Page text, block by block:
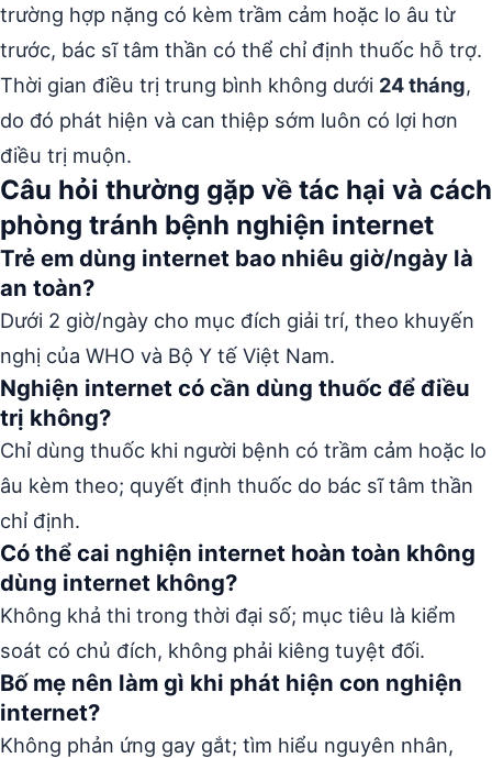
trường hợp nặng có kèm trầm cảm hoặc lo âu từ
trước, bác sĩ tâm thần có thể chỉ định thuốc hỗ trợ.
Thời gian điều trị trung bình không dưới 24 tháng,
do đó phát hiện và can thiệp sớm luôn có lợi hơn
điều trị muộn.
Câu hỏi thường gặp về tác hại và cách
phòng tránh bệnh nghiện internet
Trẻ em dùng internet bao nhiêu giờ/ngày là
an toàn?
Dưới 2 giờ/ngày cho mục đích giải trí, theo khuyến
nghị của WHO và Bộ Y tế Việt Nam.
Nghiện internet có cần dùng thuốc để điều
trị không?
Chỉ dùng thuốc khi người bệnh có trầm cảm hoặc lo
âu kèm theo; quyết định thuốc do bác sĩ tâm thần
chỉ định.
Có thể cai nghiện internet hoàn toàn không
dùng internet không?
Không khả thi trong thời đại số; mục tiêu là kiểm
soát có chủ đích, không phải kiêng tuyệt đối.
Bố mẹ nên làm gì khi phát hiện con nghiện
internet?
Không phản ứng gay gắt; tìm hiểu nguyên nhân,